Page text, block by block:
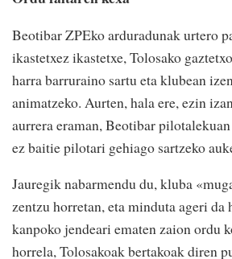
Beotibar ZPEko arduradunak urtero
ikastetxez ikastetxe, Tolosako
harra barruraino sartu eta klubean
animatzeko. Aurten, hala ere, ezin
aurrera eraman, Beotibar
ez baitie pilotari gehiago sartzeko
Jauregik nabarmendu du, kluba
zentzu horretan, eta minduta ageri
kanpoko jendeari ematen zaion ordu
horrela, Tolosakoak bertakoak diren